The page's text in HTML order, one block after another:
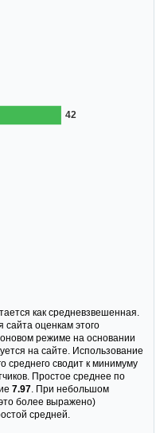
как средневзвешенная.
сайта оценкам этого
режиме на основании
на сайте. Использование
среднего сводит к минимуму
Простое среднее по
7.97 . При небольшом
более выражено)
средней.